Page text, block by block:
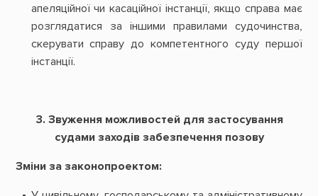
апеляційної чи касаційної інстанції, якщо справа має
розглядатися за іншими правилами судочинства,
скерувати справу до компетентного суду першої
інстанції.
3. Звуження можливостей для застосування
судами заходів забезпечення позову
Зміни за законопроектом: